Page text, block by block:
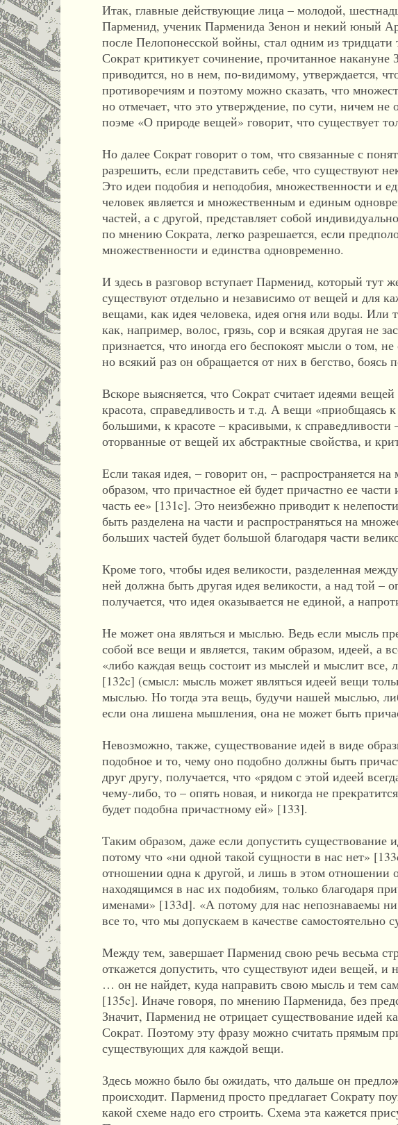
Итак, главные действующие лица – молодой,
Парменид, ученик Парменида Зенон и некий юный
после Пелопонесской войны, стал одним из
Сократ критикует сочинение, прочитанное
приводится, но в нем, по-видимому, утверждается,
противоречиям и поэтому можно сказать, что
но отмечает, что это утверждение, по сути, ничем
поэме «О природе вещей» говорит, что существует
Но далее Сократ говорит о том, что связанные с
разрешить, если представить себе, что существуют
Это идеи подобия и неподобия, множественности и
человек является и множественным и единым
частей, а с другой, представляет собой
по мнению Сократа, легко разрешается, если
множественности и единства одновременно.
И здесь в разговор вступает Парменид, который тут
существуют отдельно и независимо от вещей и для
вещами, как идея человека, идея огня или воды. Или
как, например, волос, грязь, сор и всякая другая не
признается, что иногда его беспокоят мысли о том,
но всякий раз он обращается от них в бегство, боясь
Вскоре выясняется, что Сократ считает идеями
красота, справедливость и т.д. А вещи «приобщаясь
большими, к красоте – красивыми, к
оторванные от вещей их абстрактные свойства, и
Если такая идея, – говорит он, – распространяется
образом, что причастное ей будет причастно ее
часть ее» [131c]. Это неизбежно приводит к
быть разделена на части и распространяться на
больших частей будет большой благодаря части
Кроме того, чтобы идея великости, разделенная
ней должна быть другая идея великости, а над той –
получается, что идея оказывается не единой, а
Не может она являться и мыслью. Ведь если мысль
собой все вещи и является, таким образом, идеей, а
«либо каждая вещь состоит из мыслей и мыслит
[132c] (смысл: мысль может являться идеей вещи
мыслью. Но тогда эта вещь, будучи нашей мыслью,
если она лишена мышления, она не может быть
Невозможно, также, существование идей в виде
подобное и то, чему оно подобно должны быть
друг другу, получается, что «рядом с этой идеей
чему-либо, то – опять новая, и никогда не
будет подобна причастному ей» [133].
Таким образом, даже если допустить
потому что «ни одной такой сущности в нас нет»
отношении одна к другой, и лишь в этом
находящимся в нас их подобиям, только благодаря
именами» [133d]. «А потому для нас непознаваемы
все то, что мы допускаем в качестве
Между тем, завершает Парменид свою речь весьма
откажется допустить, что существуют идеи вещей, и
… он не найдет, куда направить свою мысль и тем
[135c]. Иначе говоря, по мнению Парменида, без
Значит, Парменид не отрицает существование идей
Сократ. Поэтому эту фразу можно считать прямым
существующих для каждой вещи.
Здесь можно было бы ожидать, что дальше он
происходит. Парменид просто предлагает Сократу
какой схеме надо его строить. Схема эта кажется